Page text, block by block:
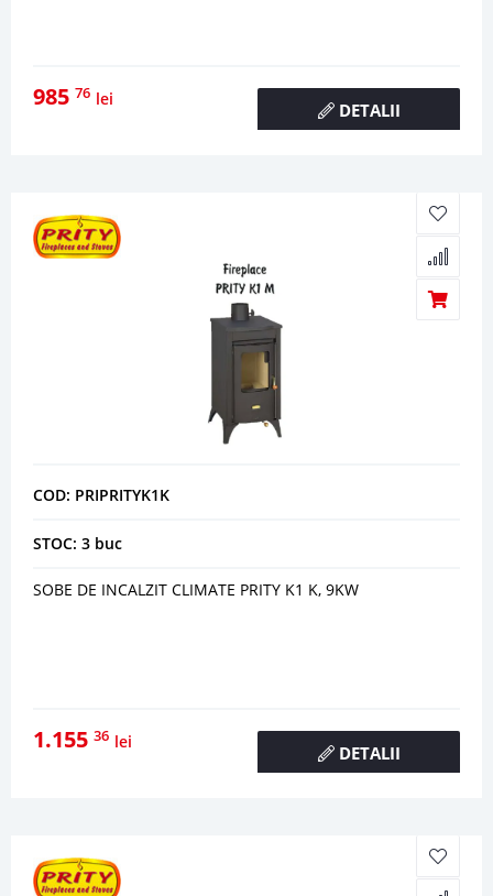
985 76 lei
DETALII
COD: PRIPRITYK1K
STOC: 3 buc
SOBE DE INCALZIT CLIMATE PRITY K1 K, 9KW
1.155 36 lei
DETALII